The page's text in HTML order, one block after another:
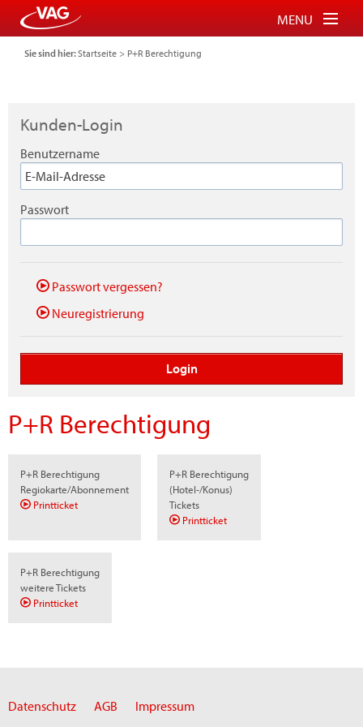
MENU
Tickets für Bus und Bahn
Parkberechtigung für P+R
FAQ
Login
Warenkorb
Sie sind hier:Startseite > P+R Berechtigung
Kunden-Login
Benutzername
Passwort
Passwort vergessen?
Neuregistrierung
P+R Berechtigung
P+R Berechtigung
Regiokarte/Abonnement
Printticket
P+R Berechtigung
(Hotel-/Konus)
Tickets
Printticket
P+R Berechtigung
weitere Tickets
Printticket
Datenschutz AGB Impressum